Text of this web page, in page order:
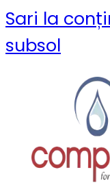
Sari la
subsol